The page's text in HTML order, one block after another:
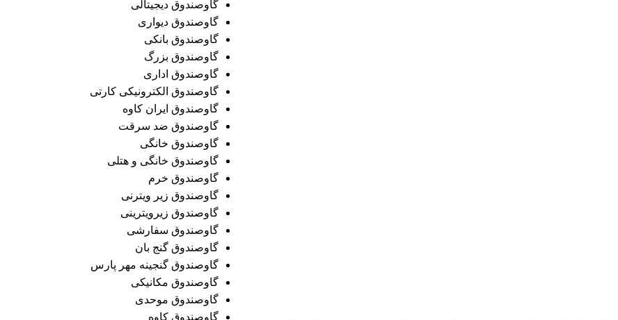
گاوصندوق دیجیتالی
گاوصندوق دیواری
گاوصندوق بانکی
گاوصندوق بزرگ
گاوصندوق اداری
گاوصندوق الکترونیکی کارتی
گاوصندوق ایران کاوه
گاوصندوق ضد سرقت
گاوصندوق خانگی
گاوصندوق خانگی و هتلی
گاوصندوق خرم
گاوصندوق زیر ویترنی
گاوصندوق زیرویترینی
گاوصندوق سفارشی
گاوصندوق گنج بان
گاوصندوق گنجینه مهر پارس
گاوصندوق مکانیکی
گاوصندوق موحدی
گاوصندوق کاوه